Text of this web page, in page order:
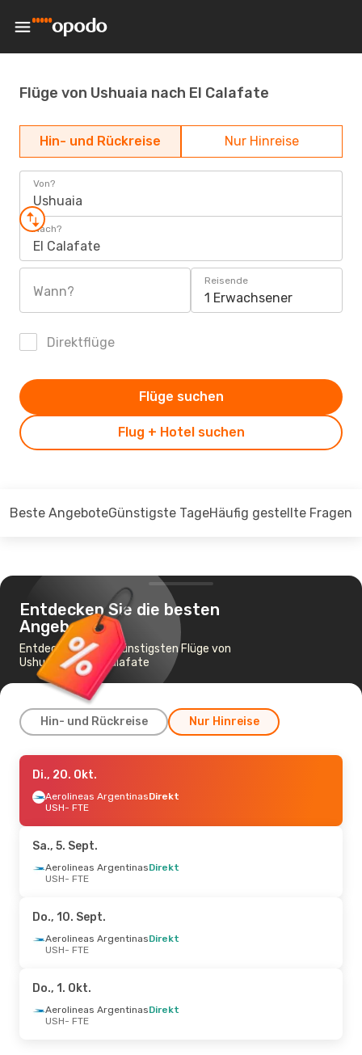
Flüge von Ushuaia nach El Calafate
Hin- und Rückreise Nur Hinreise
Von?
Ushuaia
Nach?
El Calafate
Wann?
Reisende
1 Erwachsener
Direktflüge
Flug + Hotel suchen
Flüge suchen
Beste AngeboteGünstigste TageHäufig gestellte Fragen
Entdecken Sie die besten
Angebote
Entdecken Sie die günstigsten Flüge von
Ushuaia nach El Calafate
Hin- und Rückreise Nur Hinreise
Sa., 5. Sept.
Aerolineas ArgentinasDirekt
USH- FTE
FTE- USH
Sa., 12. Sept.- Di., 15. Sept.
Aerolineas Argentinas
FTE- USH
Di., 20. Okt.
Aerolineas ArgentinasDirekt
USH- FTE
Sa., 5. Sept.
Aerolineas ArgentinasDirekt
USH- FTE
Do., 10. Sept.
Aerolineas ArgentinasDirekt
USH- FTE
Do., 1. Okt.
Aerolineas ArgentinasDirekt
USH- FTE